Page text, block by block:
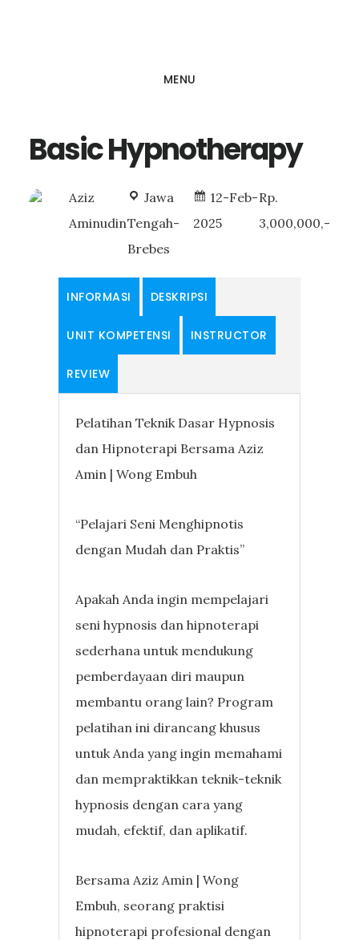
MENU
Basic Hypnotherapy
Aziz
Aminudin
Jawa
Tengah-
Brebes
12-Feb-
2025
Rp.
3,000,000,-
INFORMASI DESKRIPSI
UNIT KOMPETENSI INSTRUCTOR
REVIEW
Pelatihan Teknik Dasar Hypnosis
dan Hipnoterapi Bersama Aziz
Amin | Wong Embuh
“Pelajari Seni Menghipnotis
dengan Mudah dan Praktis”
Apakah Anda ingin mempelajari
seni hypnosis dan hipnoterapi
sederhana untuk mendukung
pemberdayaan diri maupun
membantu orang lain? Program
pelatihan ini dirancang khusus
untuk Anda yang ingin memahami
dan mempraktikkan teknik-teknik
hypnosis dengan cara yang
mudah, efektif, dan aplikatif.
Bersama Aziz Amin | Wong
Embuh, seorang praktisi
hipnoterapi profesional dengan